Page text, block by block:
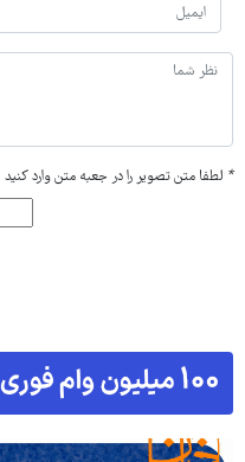
* لطفا متن تصویر را در جعبه متن وارد کنید